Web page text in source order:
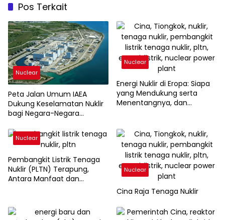
Pos Terkait
Nuclear
Peta Jalan Umum IAEA
Dukung Keselamatan Nuklir
bagi Negara-Negara
Nuclear
Energi Nuklir di Eropa: Siapa
yang Mendukung serta
Menentangnya, dan
Nuclear
Pembangkit Listrik Tenaga
Nuklir (PLTN) Terapung,
Antara Manfaat dan
Nuclear
Cina Raja Tenaga Nuklir